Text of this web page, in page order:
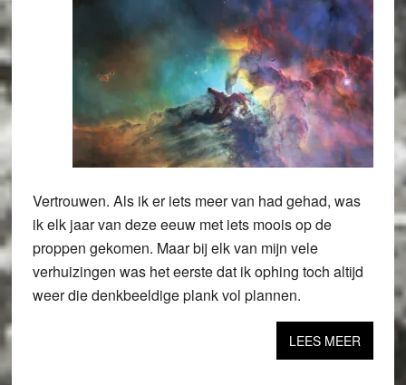
Vertrouwen. Als ik er iets meer van had gehad, was
ik elk jaar van deze eeuw met iets moois op de
proppen gekomen. Maar bij elk van mijn vele
verhuizingen was het eerste dat ik ophing toch altijd
weer die denkbeeldige plank vol plannen.
LEES MEER